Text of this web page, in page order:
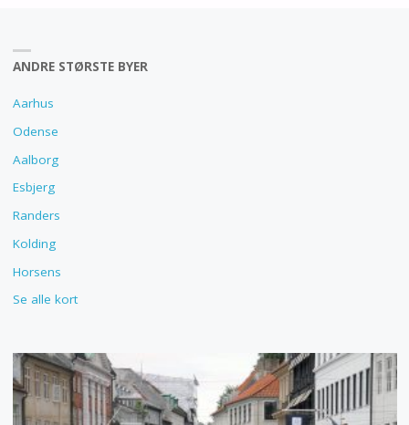
ANDRE STØRSTE BYER
Aarhus
Odense
Aalborg
Esbjerg
Randers
Kolding
Horsens
Se alle kort